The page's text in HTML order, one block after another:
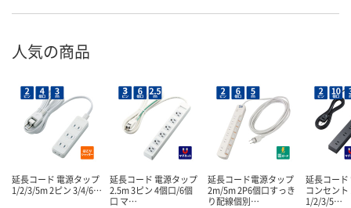
人気の商品
延長コード 電源タップ
1/2/3/5m 2ピン 3/4/6…
延長コード 電源タップ
2.5m 3ピン 4個口/6個
口 マ…
延長コード電源タップ
2m/5m 2P6個口すっき
り配線個別…
延長コー
コンセント
1/2/3/5…